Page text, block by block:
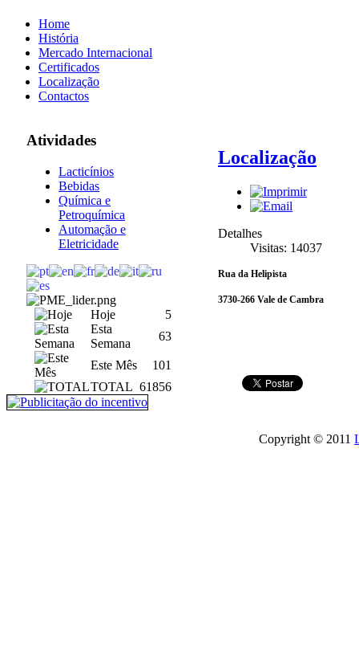
Home
História
Mercado Internacional
Certificados
Localização
Contactos
Atividades
Lacticínios
Bebidas
Química e
Petroquímica
Automação e
Eletricidade
Hoje
5
Esta
Semana
63
Este Mês
101
TOTAL 61856
Localização
Detalhes
Visitas: 14037
Rua da Helipista
3730-266 Vale de Cambra
Copyright © 2011